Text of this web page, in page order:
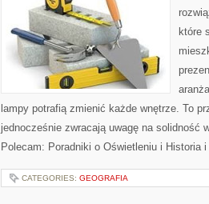
które
lampy potrafią zmienić każde wnętrze. To
jednocześnie zwracają uwagę na solidność
Polecam: Poradniki o Oświetleniu i
CATEGORIES: GEOGRAFIA